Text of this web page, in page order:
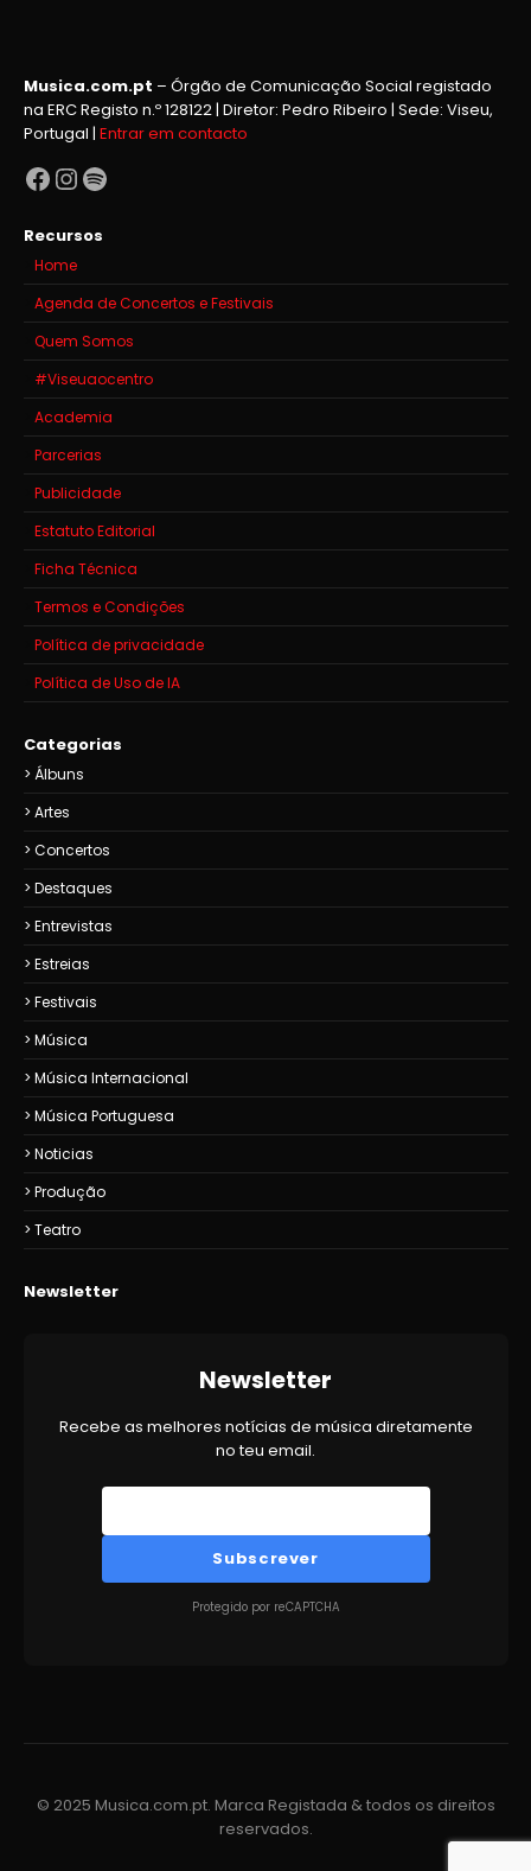
Musica.com.pt – Órgão de Comunicação Social registado
na ERC Registo n.º 128122 | Diretor: Pedro Ribeiro | Sede: Viseu,
Portugal | Entrar em contacto
Facebook
Instagram
Spotify
Recursos
Home
Agenda de Concertos e Festivais
Quem Somos
#Viseuaocentro
Academia
Parcerias
Publicidade
Estatuto Editorial
Ficha Técnica
Termos e Condições
Política de privacidade
Política de Uso de IA
Categorias
Álbuns
Artes
Concertos
Destaques
Entrevistas
Estreias
Festivais
Música
Música Internacional
Música Portuguesa
Noticias
Produção
Teatro
Newsletter
Newsletter
Recebe as melhores notícias de música diretamente
no teu email.
Subscrever
Protegido por reCAPTCHA
© 2025 Musica.com.pt. Marca Registada & todos os direitos
reservados.